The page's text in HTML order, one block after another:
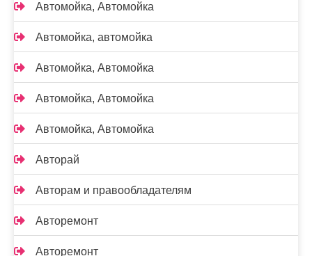
Автомойка, Автомойка
Автомойка, автомойка
Автомойка, Автомойка
Автомойка, Автомойка
Автомойка, Автомойка
Авторай
Авторам и правообладателям
Авторемонт
Авторемонт